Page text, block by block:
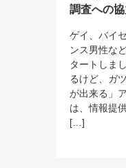
調査への
ゲイ、バイ
ンス男性な
タートしま
るけど、ガ
が出来る」
は、情報提
[…]